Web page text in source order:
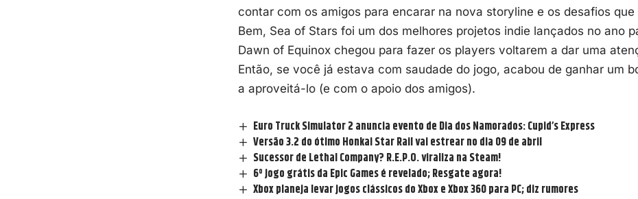
contar com os amigos para encarar na nova storyline e os desafios
Bem, Sea of Stars foi um dos melhores projetos indie lançados no ano
Dawn of Equinox chegou para fazer os players voltarem a dar uma
Então, se você já estava com saudade do jogo, acabou de ganhar um
a aproveitá-lo (e com o apoio dos amigos).
Euro Truck Simulator 2 anuncia evento de Dia dos Namorados: Cupid’s Express
Versão 3.2 do ótimo Honkai Star Rail vai estrear no dia 09 de abril
Sucessor de Lethal Company? R.E.P.O. viraliza na Steam!
6º jogo grátis da Epic Games é revelado; Resgate agora!
Xbox planeja levar jogos clássicos do Xbox e Xbox 360 para PC; diz rumores